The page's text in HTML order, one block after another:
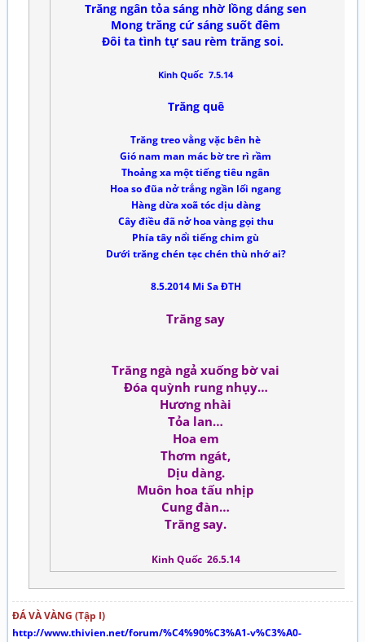
Trăng ngân tỏa sáng nhờ lồng dáng sen
Mong trăng cứ sáng suốt đêm
Đôi ta tình tự sau rèm trăng soi.
Kinh Quốc 7.5.14
Trăng quê
Trăng treo vằng vặc bên hè
Gió nam man mác bờ tre rì rầm
Thoảng xa một tiếng tiêu ngân
Hoa so đũa nở trắng ngần lối ngang
Hàng dừa xoã tóc dịu dàng
Cây điều đã nở hoa vàng gọi thu
Phía tây nổi tiếng chim gù
Dưới trăng chén tạc chén thù nhớ ai?
8.5.2014 Mi Sa ĐTH
Trăng say
Trăng ngà ngả xuống bờ vai
Đóa quỳnh rung nhụy…
Hương nhài
Tỏa lan…
Hoa em
Thơm ngát,
Dịu dàng.
Muôn hoa tấu nhịp
Cung đàn…
Trăng say.
Kinh Quốc 26.5.14
ĐÁ VÀ VÀNG (Tập I)
http://www.thivien.net/forum/%C4%90%C3%A1-v%C3%A0-